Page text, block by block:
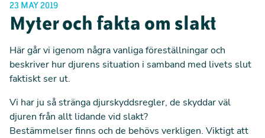
23 MAY 2019
Myter och fakta om slakt
Här går vi igenom några vanliga föreställningar och
beskriver hur djurens situation i samband med livets slut
faktiskt ser ut.
Vi har ju så stränga djurskyddsregler, de skyddar väl
djuren från allt lidande vid slakt?
Bestämmelser finns och de behövs verkligen. Viktigt att